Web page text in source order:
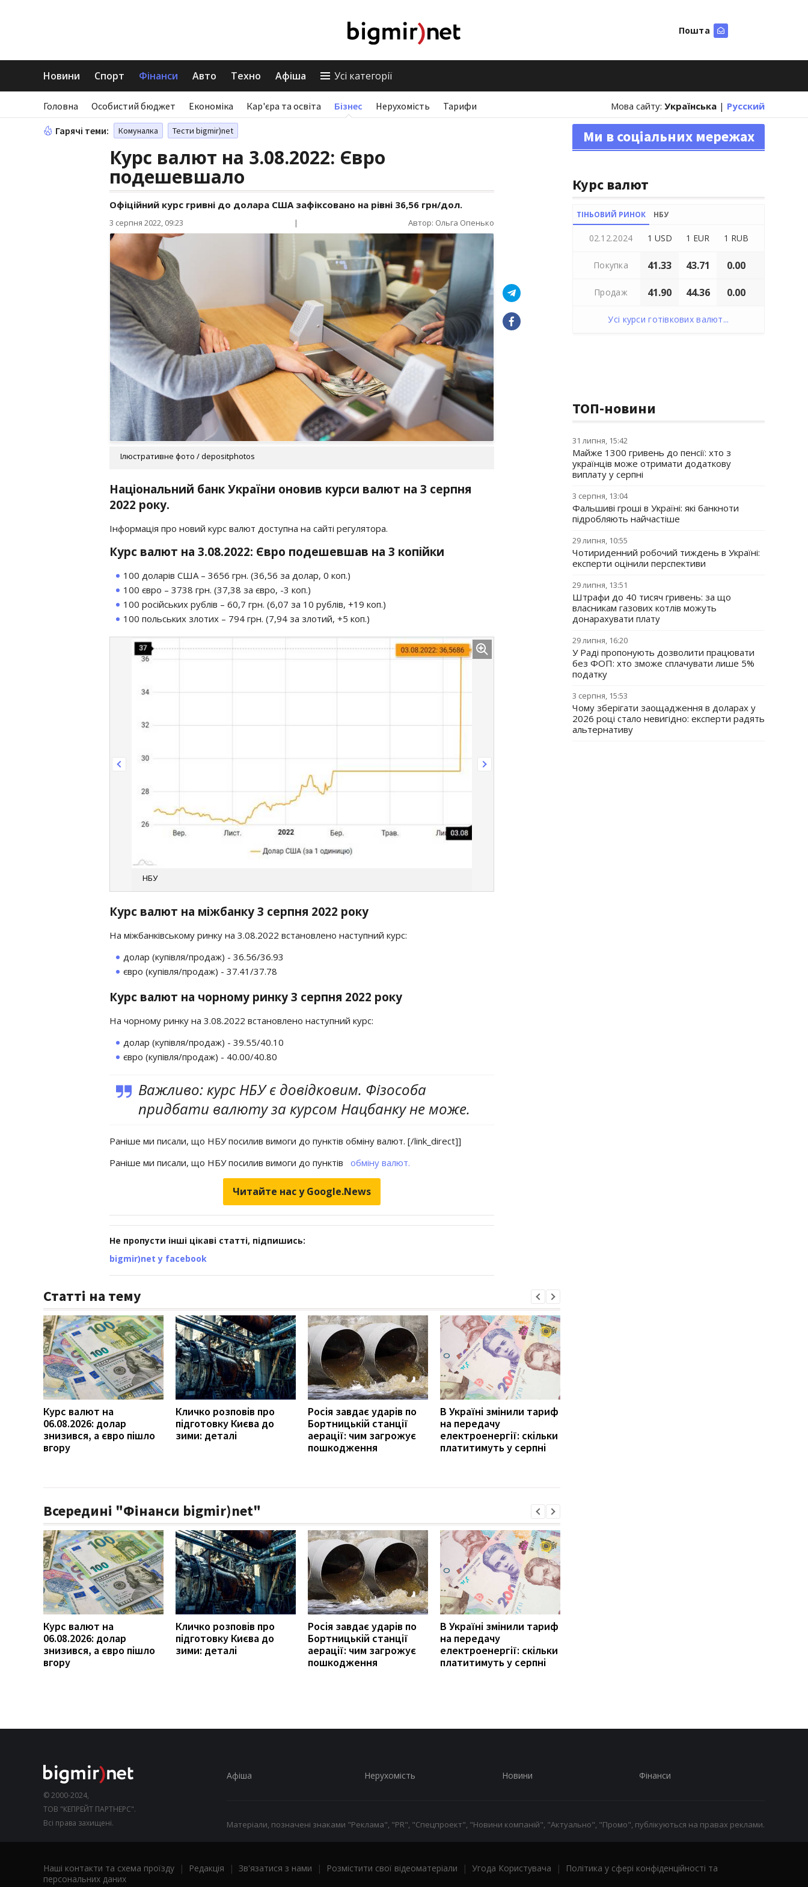
Пошта
Новини Спорт Фінанси Авто Техно Афіша Усі категорії
Головна Особистий бюджет Економіка Кар'єра та освіта Бізнес Нерухомість Тарифи Мова сайту: Українська | Русский
Гарячі теми: Комуналка Тести bigmir)net
Курс валют на 3.08.2022: Євро
подешевшало
Офіційний курс гривні до долара США зафіксовано на рівні 36,56 грн/дол.
3 серпня 2022, 09:23 | Автор: Ольга Опенько
Ілюстративне фото / depositphotos
Національний банк України оновив курси валют на 3 серпня
2022 року.
Інформація про новий курс валют доступна на сайті регулятора.
Курс валют на 3.08.2022: Євро подешевшав на 3 копійки
100 доларів США – 3656 грн. (36,56 за долар, 0 коп.)
100 євро – 3738 грн. (37,38 за євро, -3 коп.)
100 російських рублів – 60,7 грн. (6,07 за 10 рублів, +19 коп.)
100 польських злотих – 794 грн. (7,94 за злотий, +5 коп.)
НБУ
Курс валют на міжбанку 3 серпня 2022 року
На міжбанківському ринку на 3.08.2022 встановлено наступний курс:
долар (купівля/продаж) - 36.56/36.93
євро (купівля/продаж) - 37.41/37.78
Курс валют на чорному ринку 3 серпня 2022 року
На чорному ринку на 3.08.2022 встановлено наступний курс:
долар (купівля/продаж) - 39.55/40.10
євро (купівля/продаж) - 40.00/40.80
Важливо: курс НБУ є довідковим. Фізособа
придбати валюту за курсом Нацбанку не може.
Раніше ми писали, що НБУ посилив вимоги до пунктів обміну валют. [/link_direct]]
Раніше ми писали, що НБУ посилив вимоги до пунктів
обміну валют.
Читайте нас у Google.News
Не пропусти інші цікаві статті, підпишись:
bigmir)net у facebook
Статті на тему
Курс валют на
06.08.2026: долар
знизився, а євро пішло
вгору
Кличко розповів про
підготовку Києва до
зими: деталі
Росія завдає ударів по
Бортницькій станції
аерації: чим загрожує
пошкодження
В Україні змінили тариф
на передачу
електроенергії: скільки
платитимуть у серпні
Всередині "Фінанси bigmir)net"
Курс валют на
06.08.2026: долар
знизився, а євро пішло
вгору
Кличко розповів про
підготовку Києва до
зими: деталі
Росія завдає ударів по
Бортницькій станції
аерації: чим загрожує
пошкодження
В Україні змінили тариф
на передачу
електроенергії: скільки
платитимуть у серпні
Ми в соціальних мережах
Курс валют
ТІНЬОВИЙ РИНОК НБУ
02.12.2024 1 USD 1 EUR 1 RUB
Покупка 41.33 43.71 0.00
Продаж 41.90 44.36 0.00
Усі курси готівкових валют...
ТОП-новини
31 липня, 15:42
Майже 1300 гривень до пенсії: хто з
українців може отримати додаткову
виплату у серпні
3 серпня, 13:04
Фальшиві гроші в Україні: які банкноти
підробляють найчастіше
29 липня, 10:55
Чотириденний робочий тиждень в Україні:
експерти оцінили перспективи
29 липня, 13:51
Штрафи до 40 тисяч гривень: за що
власникам газових котлів можуть
донарахувати плату
29 липня, 16:20
У Раді пропонують дозволити працювати
без ФОП: хто зможе сплачувати лише 5%
податку
3 серпня, 15:53
Чому зберігати заощадження в доларах у
2026 році стало невигідно: експерти радять
альтернативу
© 2000-2024,
ТОВ "КЕПРЕЙТ ПАРТНЕРС".
Всі права захищені.
Афіша Нерухомість Новини Фінанси
Матеріали, позначені знаками "Реклама", "PR", "Спецпроект", "Новини компаній", "Актуально", "Промо", публікуються на правах реклами.
Наші контакти та схема проїзду | Редакція | Зв'язатися з нами | Розмістити свої відеоматеріали | Угода Користувача |
Політика у сфері конфіденційності та
персональних даних